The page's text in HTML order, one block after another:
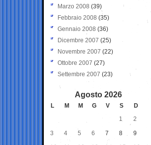
Marzo 2008 (39)
Febbraio 2008 (35)
Gennaio 2008 (36)
Dicembre 2007 (25)
Novembre 2007 (22)
Ottobre 2007 (27)
Settembre 2007 (23)
Agosto 2026
L M M G V S
D
1
2
3 4 5 6 7 8 9